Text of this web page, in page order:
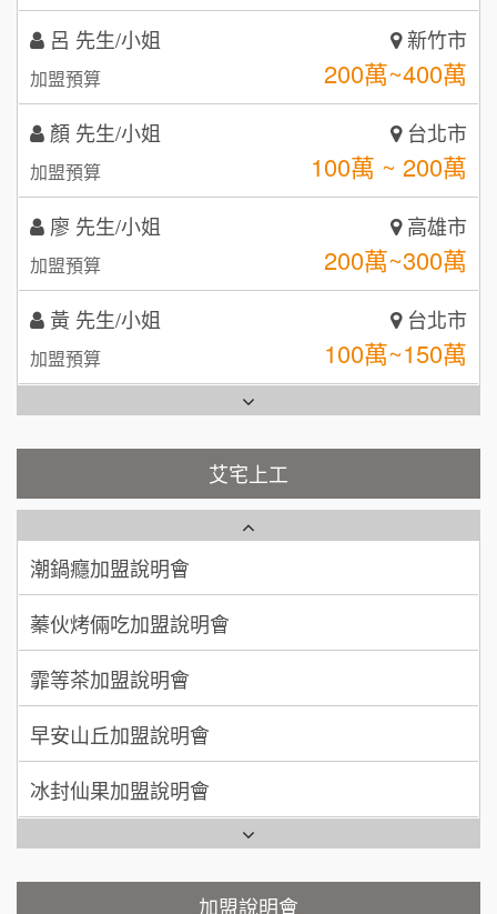
鼎威維修
7 88thai發發泰-泰式飯行家
8 呷尚寶
SHARE TEA歇腳亭
TEA TOP台灣第一味
呂 先生/小姐 新竹市
加盟預算 200萬~400萬
顏 先生/小姐 台北市
加盟預算 100萬 ~ 200萬
廖 先生/小姐 高雄市
加盟預算 200萬~300萬
黃 先生/小姐 台北市
加盟預算 100萬~150萬
林 先生/小姐 屏東縣
加盟預算 100萬 ~ 200萬
吳 先生/小姐 屏東縣
加盟預算 100萬~200萬
周 先生/小姐 台北
加盟預算
徐 先生/小姐
加盟預算
何 先生/小姐
加盟預算 100萬~300萬
呂 先生/小姐 新竹市
艾宅上工
【曉妍美妝】誠徵行政櫃檯
自助洗衣店誠徵代洗收送人員(台中市)
MUSHEN徵SPA美容芳療師
日十。早午食加盟說明會
拾鑶火鍋加盟說明會
全家加盟說明會
彭富貴加盟說明會
NU PASTA義大利麵加盟說明會
潮鍋癮加盟說明會
蓁伙烤倆吃加盟說明會
霏等茶加盟說明會
早安山丘加盟說明會
冰封仙果加盟說明會
Ramble Café 漫步藍咖啡加盟說明會
微風亭鐵板燒加盟說明會加盟說明會
藍象廷泰式火鍋加盟說明會
日十。早午食加盟說明會
上宇林加盟說明會
莫尼早餐Morni加盟說明會
手作功夫茶加盟說明會
SHARE TEA歇腳亭加盟說明會
潮味決-湯滷專門店加盟說明會
鬍子茶加盟說明會